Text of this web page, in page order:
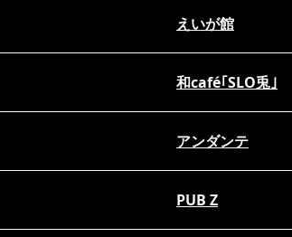
えいが館
和café｢SLO兎｣
アンダンテ
PUB Z